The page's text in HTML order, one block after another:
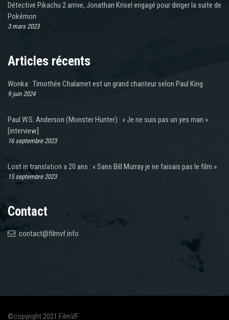
Détective Pikachu 2 arrive, Jonathan Krisel engagé pour diriger la suite de
Pokémon
3 mars 2023
Articles récents
Wonka : Timothée Chalamet est un grand chanteur selon Paul King
9 juin 2024
Paul W.S. Anderson (Monster Hunter) : « Je ne suis pas un yes man »
[interview]
16 septembre 2023
Lost in translation a 20 ans : « Sans Bill Murray je ne faisais pas le film »
15 septembre 2023
Contact
contact@filmvf.info
©copyright 2021 FilmVF